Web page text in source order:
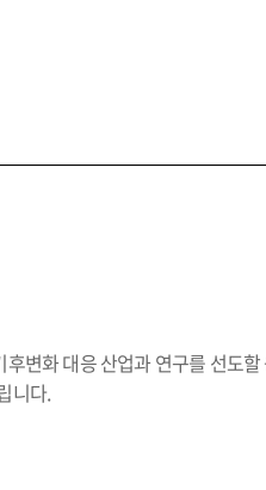
변화 대응 산업과 연구를 선도
니다.